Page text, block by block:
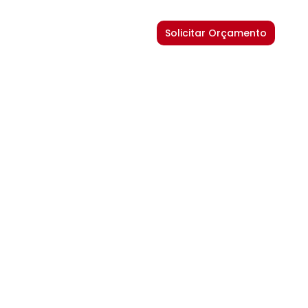
Solicitar Orçamento